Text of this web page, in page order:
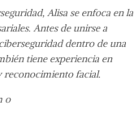
Alisa se enfoca en la
Antes de unirse a
dentro de una
tiene experiencia en
reconocimiento facial.
o